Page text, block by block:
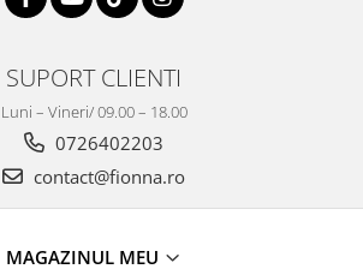
SUPORT CLIENTI
Luni – Vineri/ 09.00 – 18.00
0726402203
contact@fionna.ro
MAGAZINUL MEU